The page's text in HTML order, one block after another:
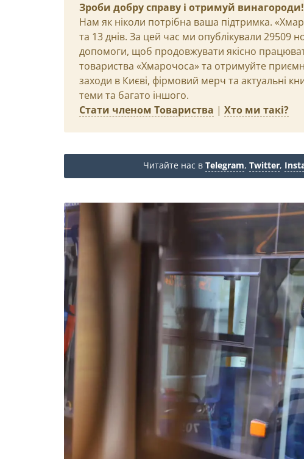
Зроби добру справу і отримуй винагороди!
Нам як ніколи потрібна ваша підтримка.
та 13 днів. За цей час ми опублікували 29509
допомоги, щоб продовжувати якісно
товариства «Хмарочоса» та отримуйте
заходи в Києві, фірмовий мерч та актуальні
теми та багато іншого.
Стати членом Товариства | Хто ми такі?
Читайте нас в Telegram, Twitter,